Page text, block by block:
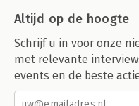
Altijd op de hoogte
Schrijf u in voor onze
met relevante
events en de beste